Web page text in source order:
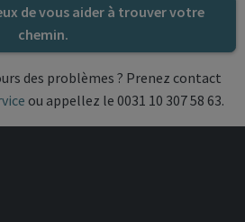
de vous aider à trouver votre
chemin.
des problèmes ? Prenez contact
ou appellez le 0031 10 307 58 63.